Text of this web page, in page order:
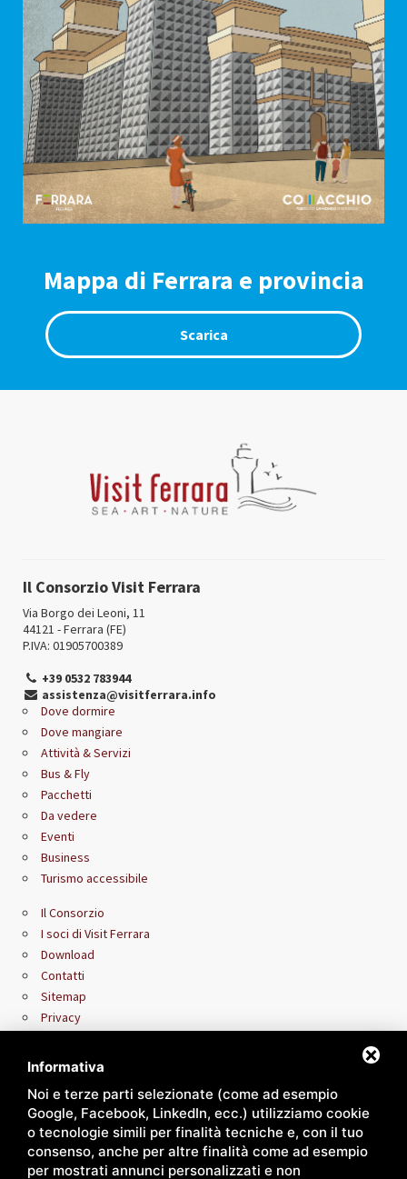
Mappa di Ferrara e provincia
Scarica
Il Consorzio Visit Ferrara
Via Borgo dei Leoni, 11
44121 - Ferrara (FE)
P.IVA: 01905700389
+39 0532 783944
assistenza@visitferrara.info
Dove dormire
Dove mangiare
Attività & Servizi
Bus & Fly
Pacchetti
Da vedere
Eventi
Business
Turismo accessibile
Il Consorzio
I soci di Visit Ferrara
Download
Contatti
Sitemap
Privacy
Informativa
Noi e terze parti selezionate (come ad esempio
Google, Facebook, LinkedIn, ecc.) utilizziamo cookie
o tecnologie simili per finalità tecniche e, con il tuo
consenso, anche per altre finalità come ad esempio
per mostrati annunci personalizzati e non